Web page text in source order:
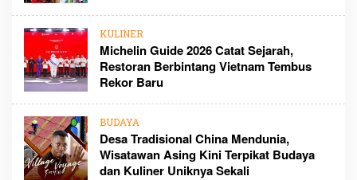
KULINER
Michelin Guide 2026 Catat Sejarah,
Restoran Berbintang Vietnam Tembus
Rekor Baru
BUDAYA
Desa Tradisional China Mendunia,
Wisatawan Asing Kini Terpikat Budaya
dan Kuliner Uniknya Sekali